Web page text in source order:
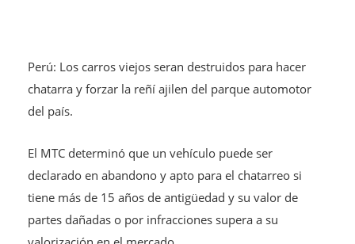
Perú: Los carros viejos seran destruidos para hacer
chatarra y forzar la reñí ajilen del parque automotor
del país.
El MTC determinó que un vehículo puede ser
declarado en abandono y apto para el chatarreo si
tiene más de 15 años de antigüedad y su valor de
partes dañadas o por infracciones supera a su